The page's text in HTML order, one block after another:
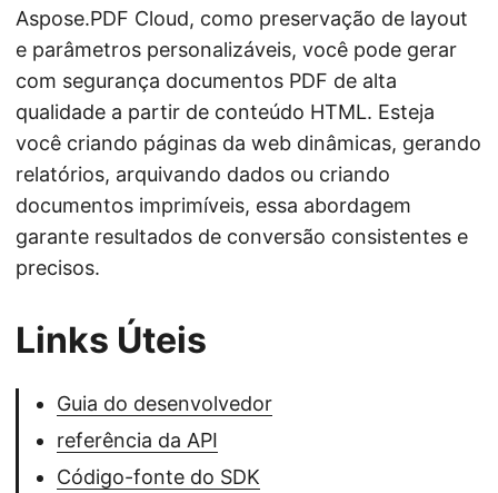
Aspose.PDF Cloud, como preservação de layout
e parâmetros personalizáveis, você pode gerar
com segurança documentos PDF de alta
qualidade a partir de conteúdo HTML. Esteja
você criando páginas da web dinâmicas, gerando
relatórios, arquivando dados ou criando
documentos imprimíveis, essa abordagem
garante resultados de conversão consistentes e
precisos.
Links Úteis
Guia do desenvolvedor
referência da API
Código-fonte do SDK